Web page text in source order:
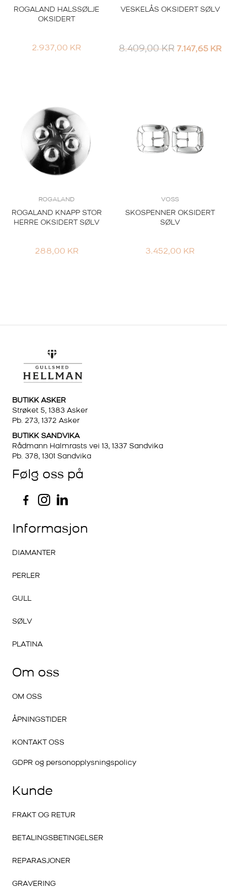
ROGALAND HALSSØLJE
OKSIDERT
2.937,00 KR
VESKELÅS OKSIDERT SØLV
8.409,00KR 7.147,65 KR
ROGALAND
ROGALAND KNAPP STOR
HERRE OKSIDERT SØLV
288,00 KR
VOSS
SKOSPENNER OKSIDERT
SØLV
3.452,00 KR
BUTIKK ASKER
Strøket 5, 1383 Asker
Pb. 273, 1372 Asker
BUTIKK SANDVIKA
Rådmann Halmrasts vei 13, 1337 Sandvika
Pb. 378, 1301 Sandvika
Følg oss på
Informasjon
DIAMANTER
PERLER
GULL
SØLV
PLATINA
Om oss
OM OSS
ÅPNINGSTIDER
KONTAKT OSS
GDPR og personopplysningspolicy
Kunde
FRAKT OG RETUR
BETALINGSBETINGELSER
REPARASJONER
GRAVERING